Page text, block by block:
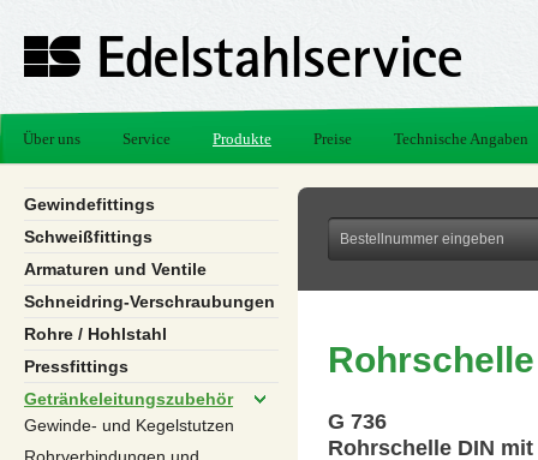
Über uns Service Produkte Preise Technische Angaben
Gewindefittings
Schweißfittings
Armaturen und Ventile
Schneidring-Verschraubungen
Rohre / Hohlstahl
Pressfittings
Getränkeleitungszubehör
Gewinde- und Kegelstutzen
G 736
Rohrschelle DIN